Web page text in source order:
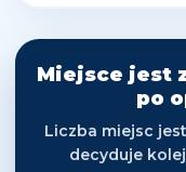
Miejsce jest
po
Liczba miejsc
decyduje